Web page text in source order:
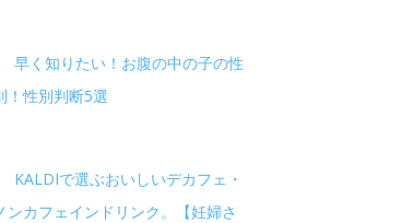
早く知りたい！お腹の中の子の性
！性別判断5選
KALDIで選ぶおいしいデカフェ・
ンカフェインドリンク。【妊婦さ